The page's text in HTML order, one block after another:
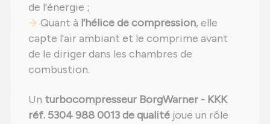
de l'énergie ;
Quant à l'hélice de compression, elle
capte l'air ambiant et le comprime avant
de le diriger dans les chambres de
combustion.
Un turbocompresseur BorgWarner - KKK
réf. 5304 988 0013 de qualité joue un rôle